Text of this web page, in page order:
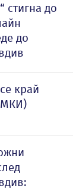
стигна до
до
край